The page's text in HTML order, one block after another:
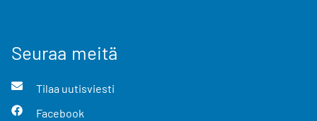
Seuraa meitä
Tilaa uutisviesti
Facebook